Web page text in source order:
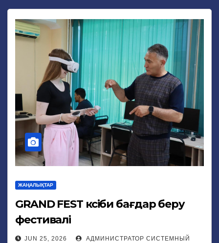
ЖАҢАЛЫҚТАР
GRAND FEST кәсіби бағдар беру
фестивалі
JUN 25, 2026 АДМИНИСТРАТОР СИСТЕМНЫЙ